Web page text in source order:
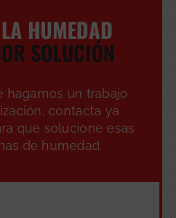
HUMEDAD
SOLUCIÓN
hagamos un trabajo
contacta ya
que solucione esas
de humedad.